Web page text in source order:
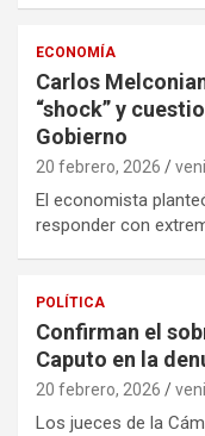
ECONOMÍA
Carlos
“shock” y
Gobierno
20 febrero, 2026
El economista
responder con
POLÍTICA
Confirman el
Caputo en la
20 febrero, 2026
Los jueces de la